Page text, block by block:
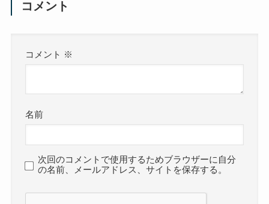
コメント
コメント ※
名前
次回のコメントで使用するためブラウザーに自分
の名前、メールアドレス、サイトを保存する。